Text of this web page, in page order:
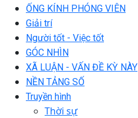
ỐNG KÍNH PHÓNG VIÊN
Giải trí
Người tốt - Việc tốt
GÓC NHÌN
XÃ LUẬN - VẤN ĐỀ KỲ NÀY
NỀN TẢNG SỐ
Truyền hình
Thời sự